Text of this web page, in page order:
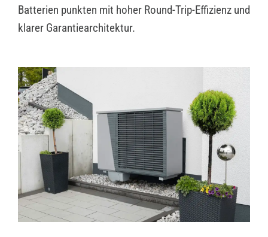
Batterien punkten mit hoher Round-Trip-Effizienz und
klarer Garantiearchitektur.